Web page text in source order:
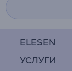
ELESEN
УСЛУГИ